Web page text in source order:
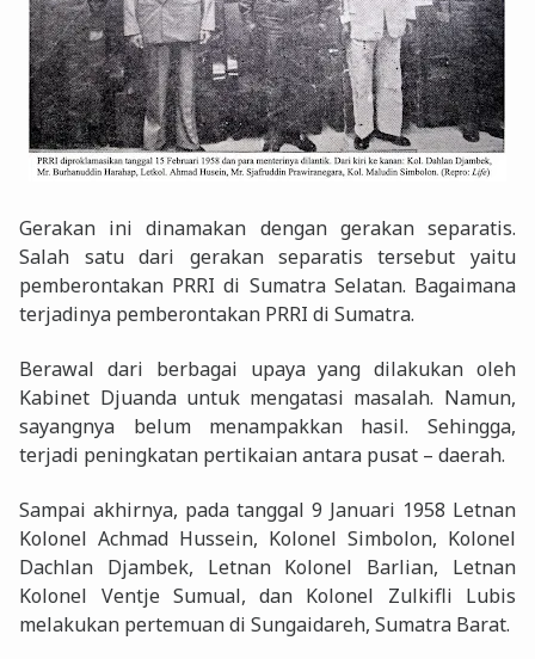
Gerakan ini dinamakan dengan gerakan separatis.
Salah satu dari gerakan separatis tersebut yaitu
pemberontakan PRRI di Sumatra Selatan. Bagaimana
terjadinya pemberontakan PRRI di Sumatra.
Berawal dari berbagai upaya yang dilakukan oleh
Kabinet Djuanda untuk mengatasi masalah. Namun,
sayangnya belum menampakkan hasil. Sehingga,
terjadi peningkatan pertikaian antara pusat – daerah.
Sampai akhirnya, pada tanggal 9 Januari 1958 Letnan
Kolonel Achmad Hussein, Kolonel Simbolon, Kolonel
Dachlan Djambek, Letnan Kolonel Barlian, Letnan
Kolonel Ventje Sumual, dan Kolonel Zulkifli Lubis
melakukan pertemuan di Sungaidareh, Sumatra Barat.